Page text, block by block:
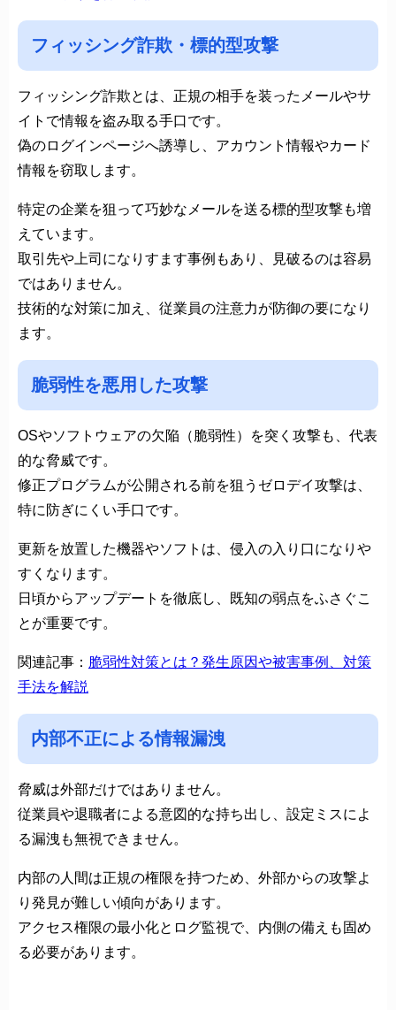
フィッシング詐欺・標的型攻撃
フィッシング詐欺とは、正規の相手を装ったメールやサ
イトで情報を盗み取る手口です。
偽のログインページへ誘導し、アカウント情報やカード
情報を窃取します。
特定の企業を狙って巧妙なメールを送る標的型攻撃も増
えています。
取引先や上司になりすます事例もあり、見破るのは容易
ではありません。
技術的な対策に加え、従業員の注意力が防御の要になり
ます。
脆弱性を悪用した攻撃
OSやソフトウェアの欠陥（脆弱性）を突く攻撃も、代表
的な脅威です。
修正プログラムが公開される前を狙うゼロデイ攻撃は、
特に防ぎにくい手口です。
更新を放置した機器やソフトは、侵入の入り口になりや
すくなります。
日頃からアップデートを徹底し、既知の弱点をふさぐこ
とが重要です。
関連記事： 脆弱性対策とは？発生原因や被害事例、対策
手法を解説
内部不正による情報漏洩
脅威は外部だけではありません。
従業員や退職者による意図的な持ち出し、設定ミスによ
る漏洩も無視できません。
内部の人間は正規の権限を持つため、外部からの攻撃よ
り発見が難しい傾向があります。
アクセス権限の最小化とログ監視で、内側の備えも固め
る必要があります。